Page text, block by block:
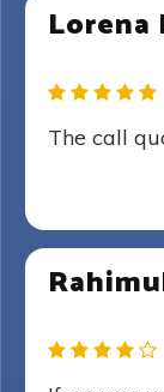
Lorena
The call